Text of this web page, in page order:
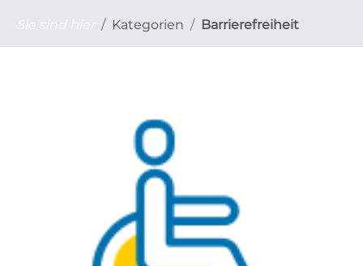
Kategorien Barrierefreiheit